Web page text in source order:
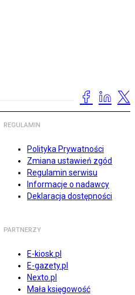
REGULAMIN
Polityka Prywatności
Zmiana ustawień zgód
Regulamin serwisu
Informacje o nadawcy
Deklaracja dostępności
PARTNERZY
E-kiosk.pl
E-gazety.pl
Nexto.pl
Mała księgowość